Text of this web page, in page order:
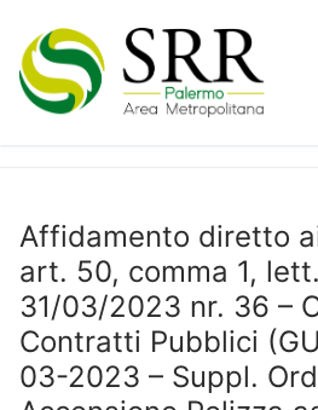
contenuto
Affidamento diretto
art. 50, comma 1,
31/03/2023 nr. 36 –
Contratti Pubblici
03-2023 – Suppl.